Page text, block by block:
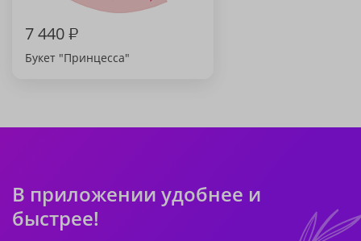
7 440₽
Букет "Принцесса"
В приложении удобнее и
быстрее!